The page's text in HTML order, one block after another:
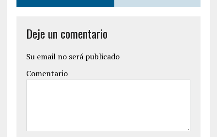
Deje un comentario
Su email no será publicado
Comentario